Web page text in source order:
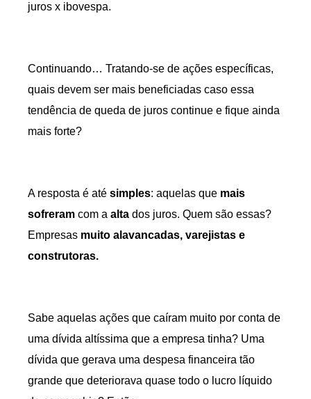
juros x ibovespa.
Continuando… Tratando-se de ações específicas,
quais devem ser mais beneficiadas caso essa
tendência de queda de juros continue e fique ainda
mais forte?
A resposta é até simples: aquelas que mais
sofreram com a alta dos juros. Quem são essas?
Empresas muito alavancadas, varejistas e
construtoras.
Sabe aquelas ações que caíram muito por conta de
uma dívida altíssima que a empresa tinha? Uma
dívida que gerava uma despesa financeira tão
grande que deteriorava quase todo o lucro líquido